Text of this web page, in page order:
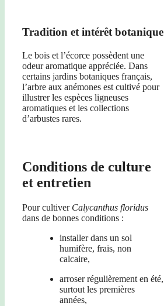
Tradition et intérêt botanique
Le bois et l’écorce possèdent une
odeur aromatique appréciée. Dans
certains jardins botaniques français,
l’arbre aux anémones est cultivé pour
illustrer les espèces ligneuses
aromatiques et les collections
d’arbustes rares.
Conditions de culture
et entretien
Pour cultiver Calycanthus floridus
dans de bonnes conditions :
installer dans un sol
humifère, frais, non
calcaire,
arroser régulièrement en été,
surtout les premières
années,